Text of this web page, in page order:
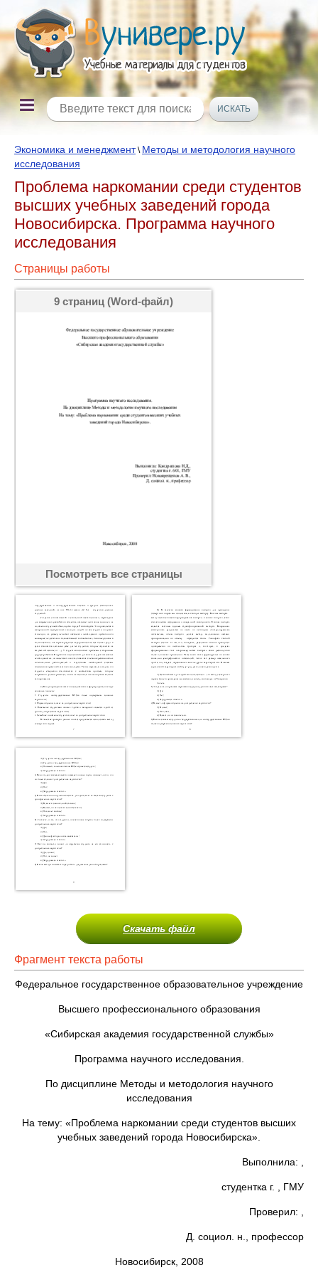
Экономика и менеджмент\ Методы и методология научного
исследования
Проблема наркомании среди студентов
высших учебных заведений города
Новосибирска. Программа научного
исследования
Страницы работы
9 страниц (Word-файл)
Посмотреть все страницы
Скачать файл
Фрагмент текста работы
Федеральное государственное образовательное учреждение
Высшего профессионального образования
«Сибирская академия государственной службы»
Программа научного исследования.
По дисциплине Методы и методология научного
исследования
На тему: «Проблема наркомании среди студентов высших
учебных заведений города Новосибирска».
Выполнила: ,
студентка г. , ГМУ
Проверил: ,
Д. социол. н., профессор
Новосибирск, 2008